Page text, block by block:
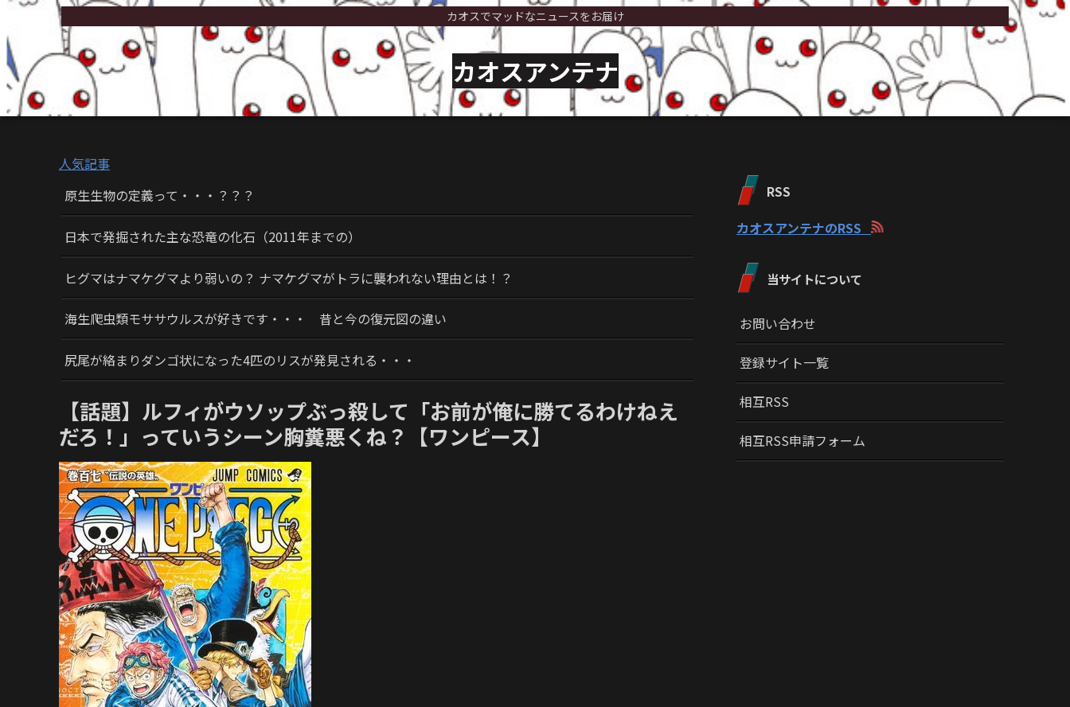
カオスでマッドなニュースをお届け
カオスアンテナ
人気記事
原生生物の定義って・・・？？？
日本で発掘された主な恐竜の化石（2011年までの）
ヒグマはナマケグマより弱いの？ ナマケグマがトラに襲われない理由とは！？
海生爬虫類モササウルスが好きです・・・ 昔と今の復元図の違い
尻尾が絡まりダンゴ状になった4匹のリスが発見される・・・
【話題】ルフィがウソップぶっ殺して「お前が俺に勝てるわけねえ
だろ！」っていうシーン胸糞悪くね？【ワンピース】
RSS
カオスアンテナのRSS
当サイトについて
お問い合わせ
登録サイト一覧
相互RSS
相互RSS申請フォーム